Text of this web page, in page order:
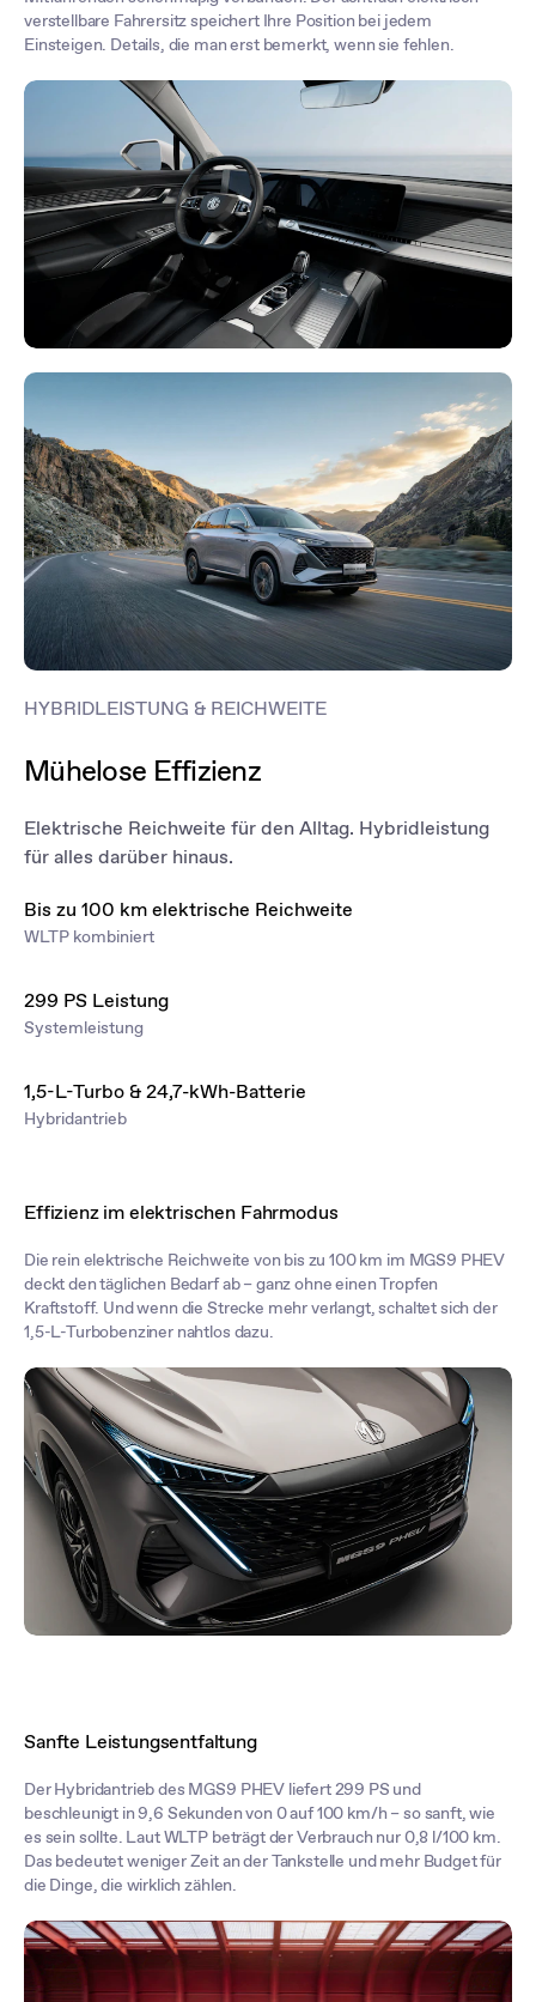
verstellbare Fahrersitz speichert Ihre Position bei jedem
Einsteigen. Details, die man erst bemerkt, wenn sie fehlen.
HYBRIDLEISTUNG & REICHWEITE
Mühelose Effizienz
Elektrische Reichweite für den Alltag. Hybridleistung
für alles darüber hinaus.
Bis zu 100 km elektrische Reichweite
WLTP kombiniert
299 PS Leistung
Systemleistung
1,5-L-Turbo & 24,7-kWh-Batterie
Hybridantrieb
Effizienz im elektrischen Fahrmodus
Die rein elektrische Reichweite von bis zu 100 km im MGS9 PHEV
deckt den täglichen Bedarf ab – ganz ohne einen Tropfen
Kraftstoff. Und wenn die Strecke mehr verlangt, schaltet sich der
1,5-L-Turbobenziner nahtlos dazu.
Sanfte Leistungsentfaltung
Der Hybridantrieb des MGS9 PHEV liefert 299 PS und
beschleunigt in 9,6 Sekunden von 0 auf 100 km/h – so sanft, wie
es sein sollte. Laut WLTP beträgt der Verbrauch nur 0,8 l/100 km.
Das bedeutet weniger Zeit an der Tankstelle und mehr Budget für
die Dinge, die wirklich zählen.